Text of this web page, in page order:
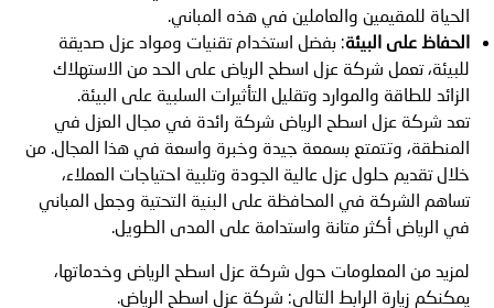
الحياة للمقيمين والعاملين في هذه المباني.
الحفاظ على البيئة: بفضل استخدام تقنيات ومواد عزل صديقة
للبيئة، تعمل شركة عزل اسطح الرياض على الحد من الاستهلاك
الزائد للطاقة والموارد وتقليل التأثيرات السلبية على البيئة.
تعد شركة عزل اسطح الرياض شركة رائدة في مجال العزل في
المنطقة، وتتمتع بسمعة جيدة وخبرة واسعة في هذا المجال. من
خلال تقديم حلول عزل عالية الجودة وتلبية احتياجات العملاء،
تساهم الشركة في المحافظة على البنية التحتية وجعل المباني
في الرياض أكثر متانة واستدامة على المدى الطويل.
لمزيد من المعلومات حول شركة عزل اسطح الرياض وخدماتها،
يمكنكم زيارة الرابط التالي: شركة عزل اسطح الرياض.